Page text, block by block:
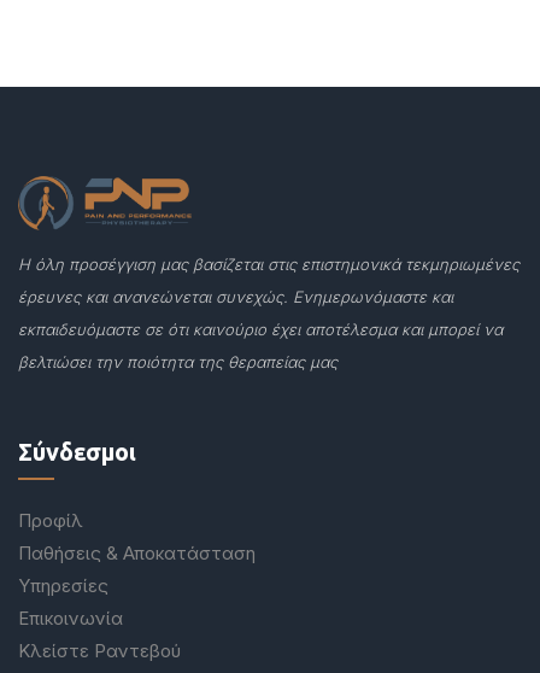
Η όλη προσέγγιση μας βασίζεται στις επιστημονικά τεκμηριωμένες
έρευνες και ανανεώνεται συνεχώς. Ενημερωνόμαστε και
εκπαιδευόμαστε σε ότι καινούριο έχει αποτέλεσμα και μπορεί να
βελτιώσει την ποιότητα της θεραπείας μας
Σύνδεσμοι
Προφίλ
Παθήσεις & Αποκατάσταση
Υπηρεσίες
Επικοινωνία
Κλείστε Ραντεβού